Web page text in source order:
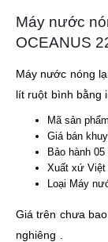
Máy nước
OCEANUS
Máy nước nóng
lít ruột bình bằng
Mã sản
Giá bán
Bảo hành
Xuất xứ Việt
Loại Máy
Giá trên chưa
nghiêng .